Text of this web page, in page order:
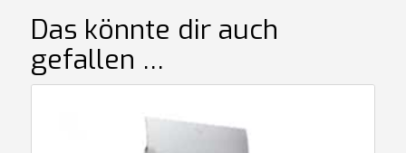
Das könnte dir auch
gefallen …